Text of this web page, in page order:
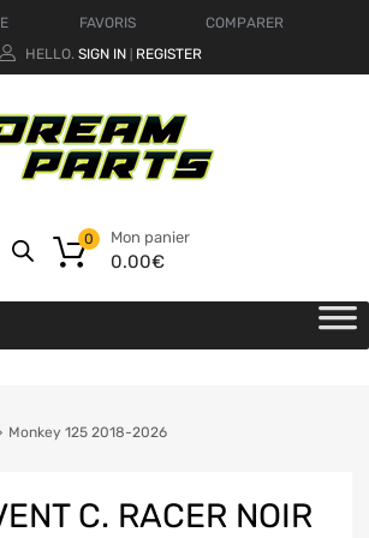
FAVORIS
COMPARER
HELLO. SIGN IN REGISTER
Mon panier
0.00€
0
Monkey 125 2018-2026
C. RACER NOIR